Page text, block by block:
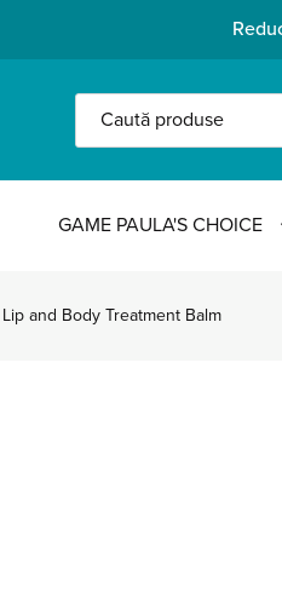
GAME PAULA'S CHOICE
Lip and Body Treatment Balm